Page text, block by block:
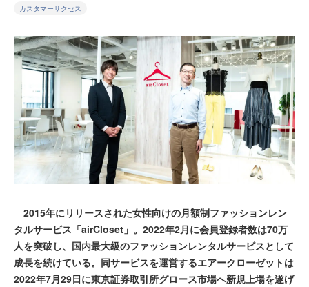
カスタマーサクセス
2015年にリリースされた女性向けの月額制ファッションレン
タルサービス「airCloset」。2022年2月に会員登録者数は70万
人を突破し、国内最大級のファッションレンタルサービスとして
成長を続けている。同サービスを運営するエアークローゼットは
2022年7月29日に東京証券取引所グロース市場へ新規上場を遂げ